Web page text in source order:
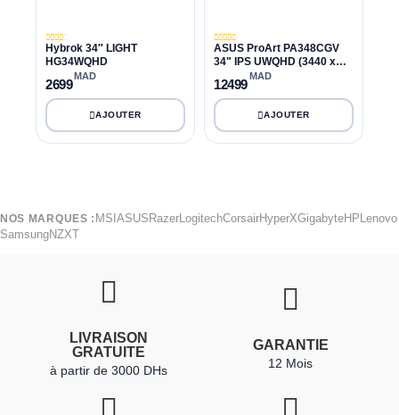
Hybrok 34″ LIGHT
HG34WQHD
2699
MAD
ASUS ProArt PA348CGV
34" IPS UWQHD (3440 x
1440) 120Hz 2ms
12499
MAD
NOS MARQUES : MSI ASUS RazerLogitechCorsairHyperXGigabyteHP Lenovo
SamsungNZXT
LIVRAISON
GRATUITE
à partir de 3000 DHs
GARANTIE
12 Mois